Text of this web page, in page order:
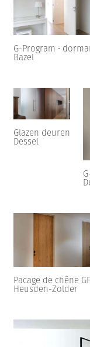
G-Program •
Bazel
Glazen deuren
Dessel
Pacage de chêne
Heusden-Zolder